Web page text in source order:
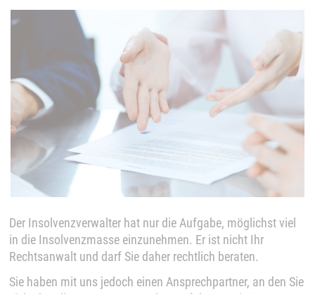
Der Insolvenzverwalter hat nur die Aufgabe, möglichst viel
in die Insolvenzmasse einzunehmen. Er ist nicht Ihr
Rechtsanwalt und darf Sie daher rechtlich beraten.
Sie haben mit uns jedoch einen Ansprechpartner, an den Sie